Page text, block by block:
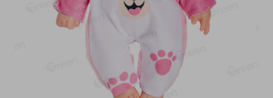
+375 44 560-60-61
Время работы Call-центра: Пн.- Пт. с 09.00 до 17.00, СБ, ВС -
shop@green-market.by
Пишите нам свои вопросы, предложения и комментарии